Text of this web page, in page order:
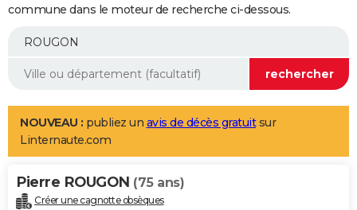
Essais
Réserver un essai
Citadines
Berlines
SUV
Forum auto
+
Mobiles
Meilleur smartphone
Internet
Ordinateurs
Jeux vidéo
Guide high-tech
Aménagement intérieur
LIFESTYLE
Art de vivre
Bien-être
Loisirs
Mode
Modes de vie
Alimentation
Guide de la santé
Maladies
Médicaments
Sommeil
VOYAGE
commune dans le moteur de recherche ci-dessous.
NOUVEAU : publiez un avis de décès gratuitsur
Linternaute.com
Pierre ROUGON (75 ans)
Créer une cagnotte obsèques